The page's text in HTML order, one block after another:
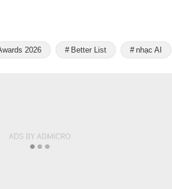
2026 Better List nhạc AI